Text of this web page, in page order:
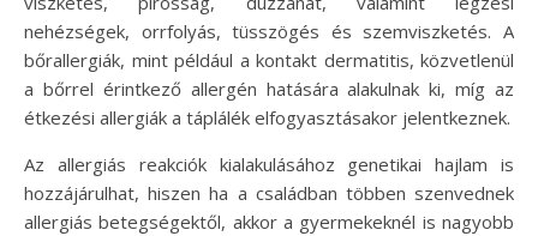
nehézségek, orrfolyás, tüsszögés és szemviszketés. A
bőrallergiák, mint például a kontakt dermatitis, közvetlenül
a bőrrel érintkező allergén hatására alakulnak ki, míg az
étkezési allergiák a táplálék elfogyasztásakor jelentkeznek.
Az allergiás reakciók kialakulásához genetikai hajlam is
hozzájárulhat, hiszen ha a családban többen szenvednek
allergiás betegségektől, akkor a gyermekeknél is nagyobb